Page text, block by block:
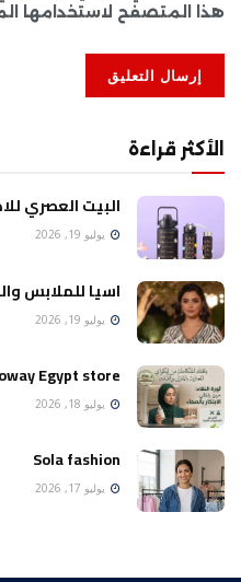
هذا المتصفح لاستخدامها
الأكثر قراءة
البيت العصري
يوليو 19, 2026
اسيا للملابس
يوليو 19, 2026
Egypt store
يوليو 18, 2026
Sola fashion
يوليو 17, 2026